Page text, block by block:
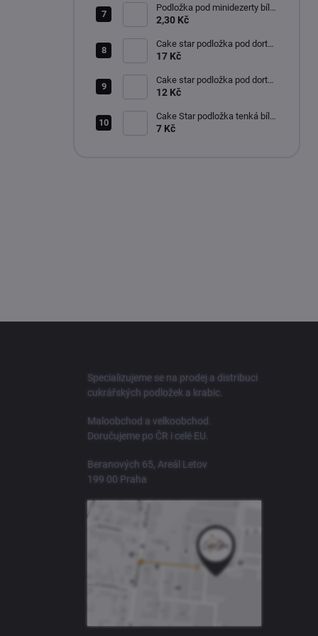
Podložka pod minidezerty bílo-
černé kruh 8 cm
2,30 Kč
Cake star podložka pod dort
pevná bílá lesklá 28cm
17 Kč
Cake star podložka pod dort
pevná bílá lesklá 24cm
12 Kč
Cake Star podložka tenká bílá
20 cm
7 Kč
Specializujeme se na prodej a distribuci
cukrářských podložek a krabic.
Maloobchod a velkoobchod.
Doručujeme po ČR i celé EU.
Beranových 65, Areál Letov
199 00 Praha